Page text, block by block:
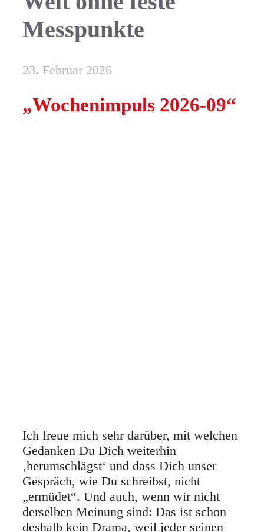
Messpunkte
23. Februar 2026
„Wochenimpuls 2026-09“
Ich freue mich sehr darüber, mit welchen
Gedanken Du Dich weiterhin
‚herumschlägst‘ und dass Dich unser
Gespräch, wie Du schreibst, nicht
„ermüdet“. Und auch, wenn wir nicht
derselben Meinung sind: Das ist schon
deshalb kein Drama, weil jeder seinen